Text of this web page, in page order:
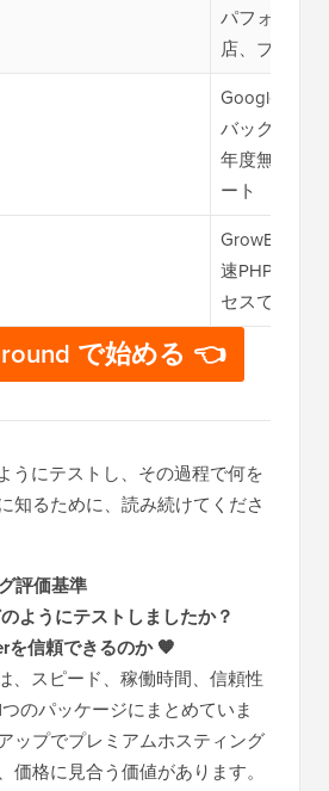
パフォーマ
店、ブロガ
Google
バックアッ
年度無料ド
ート
GrowBigプ
速PHP、オ
セスできます
で始める 👈
うにテストし、その過程で何を
知るために、読み続けてくださ
評価基準
ようにテストしましたか？
を信頼できるのか 🧡
、スピード、稼働時間、信頼性
のパッケージにまとめていま
ップでプレミアムホスティング
価格に見合う価値があります。